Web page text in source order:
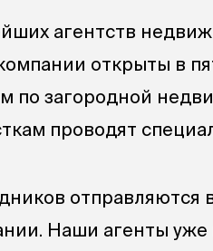
агентств
открыты в
по загородной
проводят
отправляются
Наши агенты